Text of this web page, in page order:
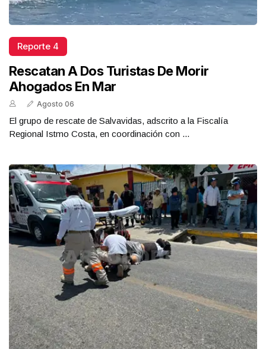
Reporte 4
Rescatan A Dos Turistas De Morir
Ahogados En Mar
Agosto 06
El grupo de rescate de Salvavidas, adscrito a la Fiscalía
Regional Istmo Costa, en coordinación con ...